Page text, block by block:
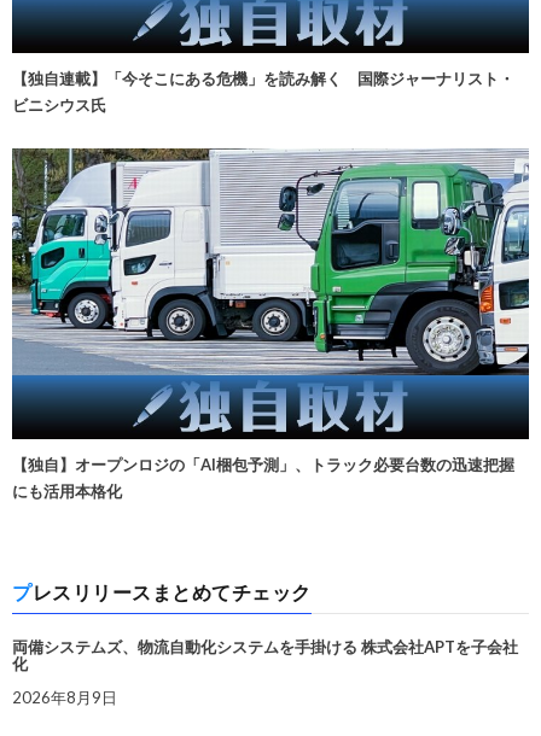
【独自連載】「今そこにある危機」を読み解く 国際ジャーナリスト・
ビニシウス氏
【独自】オープンロジの「AI梱包予測」、トラック必要台数の迅速把握
にも活用本格化
プレスリリースまとめてチェック
両備システムズ、物流自動化システムを手掛ける 株式会社APTを子会社
化
2026年8月9日